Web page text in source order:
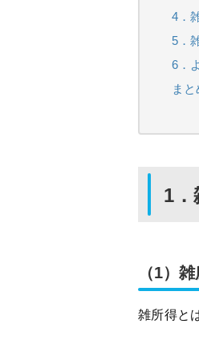
4．
5．
6．
まと
1．
（1）
雑所得と